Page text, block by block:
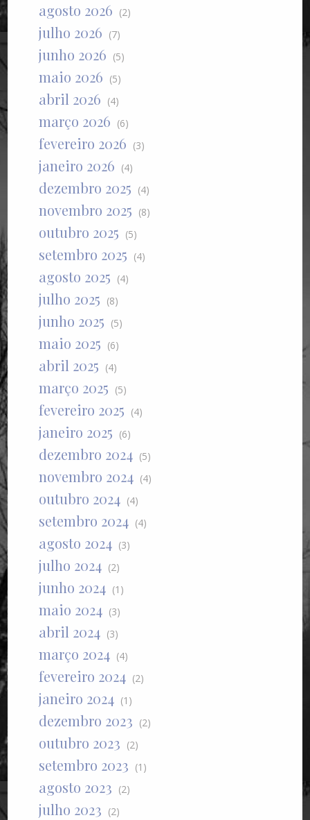
agosto 2026 (2)
julho 2026 (7)
junho 2026 (5)
maio 2026 (5)
abril 2026 (4)
março 2026 (6)
fevereiro 2026 (3)
janeiro 2026 (4)
dezembro 2025 (4)
novembro 2025 (8)
outubro 2025 (5)
setembro 2025 (4)
agosto 2025 (4)
julho 2025 (8)
junho 2025 (5)
maio 2025 (6)
abril 2025 (4)
março 2025 (5)
fevereiro 2025 (4)
janeiro 2025 (6)
dezembro 2024 (5)
novembro 2024 (4)
outubro 2024 (4)
setembro 2024 (4)
agosto 2024 (3)
julho 2024 (2)
junho 2024 (1)
maio 2024 (3)
abril 2024 (3)
março 2024 (4)
fevereiro 2024 (2)
janeiro 2024 (1)
dezembro 2023 (2)
outubro 2023 (2)
setembro 2023 (1)
agosto 2023 (2)
julho 2023 (2)